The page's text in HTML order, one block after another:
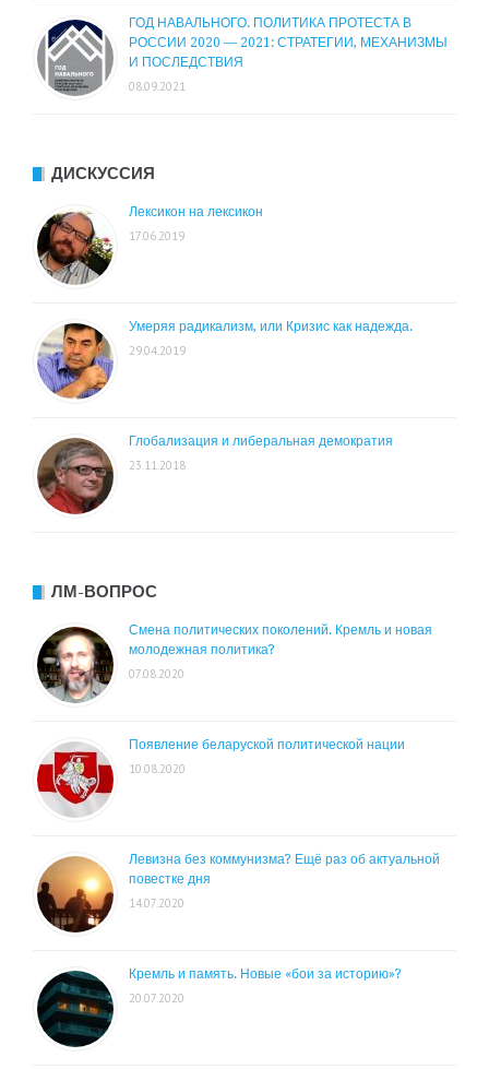
ГОД НАВАЛЬНОГО. ПОЛИТИКА ПРОТЕСТА В
РОССИИ 2020 — 2021: СТРАТЕГИИ, МЕХАНИЗМЫ
И ПОСЛЕДСТВИЯ
08.09.2021
ДИСКУССИЯ
Лексикон на лексикон
17.06.2019
Умеряя радикализм, или Кризис как надежда.
29.04.2019
Глобализация и либеральная демократия
23.11.2018
ЛМ-ВОПРОС
Смена политических поколений. Кремль и новая
молодежная политика?
07.08.2020
Появление беларуской политической нации
10.08.2020
Левизна без коммунизма? Ещё раз об актуальной
повестке дня
14.07.2020
Кремль и память. Новые «бои за историю»?
20.07.2020